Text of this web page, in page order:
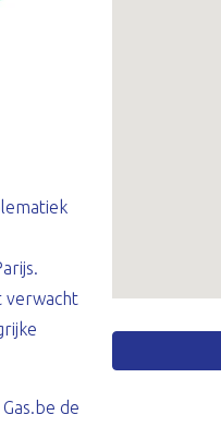
verwacht
de